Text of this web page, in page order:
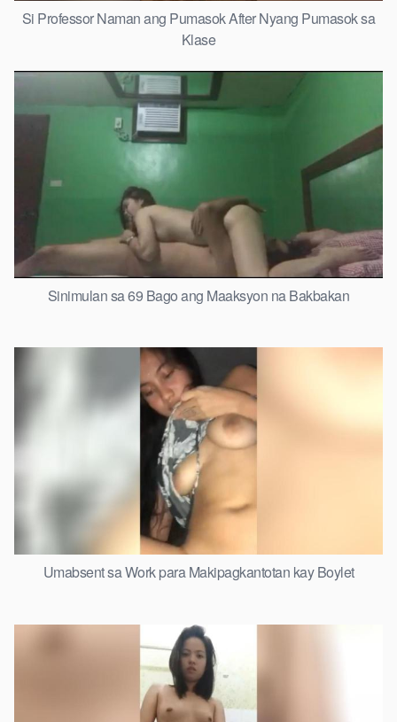
Si Professor Naman ang Pumasok After Nyang Pumasok sa
Klase
Sinimulan sa 69 Bago ang Maaksyon na Bakbakan
Umabsent sa Work para Makipagkantotan kay Boylet